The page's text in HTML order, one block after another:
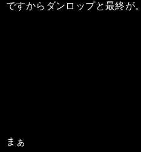
ですからダンロップと最終が。
まぁ